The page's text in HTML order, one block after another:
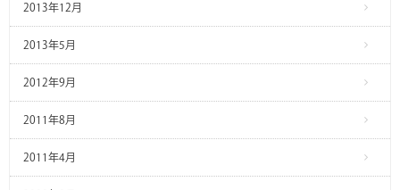
2013年12月
2013年5月
2012年9月
2011年8月
2011年4月